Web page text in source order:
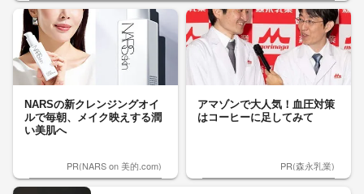
NARSの新クレンジングオイ
ルで毎朝、メイク映えする潤
い美肌へ
PR(NARS on 美的.com)
アマゾンで大人気！血圧対策
はコーヒーに足してみて
PR(森永乳業)